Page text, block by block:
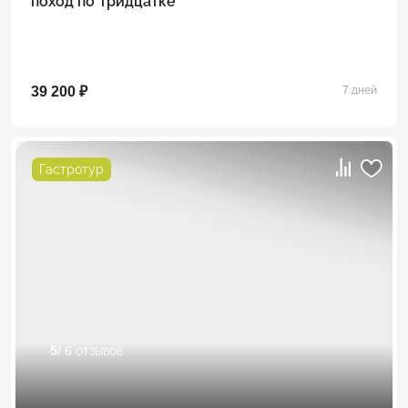
39 200 ₽ 7 дней
Гастротур
5/ 6 отзывов